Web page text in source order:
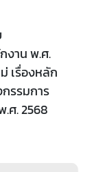
งาน พ.ศ.
เรื่องหลัก
รรมการ
ศ. 2568